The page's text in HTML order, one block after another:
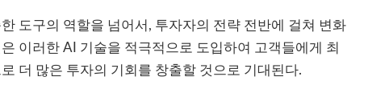
도구의 역할을 넘어서, 투자자의 전략 전반에 걸쳐 변화
이러한 AI 기술을 적극적으로 도입하여 고객들에게 최
더 많은 투자의 기회를 창출할 것으로 기대된다.